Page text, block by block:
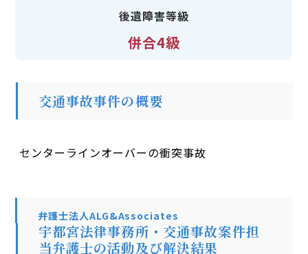
後遺障害等級
併合4級
交通事故事件の概要
センターラインオーバーの衝突事故
弁護士法人ALG&Associates
宇都宮法律事務所・交通事故案件担
当弁護士の活動及び解決結果